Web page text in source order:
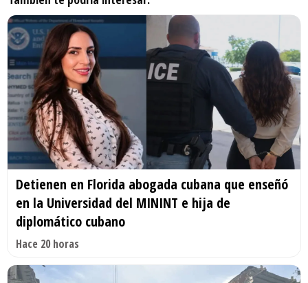
Detienen en Florida abogada cubana que enseñó
en la Universidad del MININT e hija de
diplomático cubano
Hace 20 horas